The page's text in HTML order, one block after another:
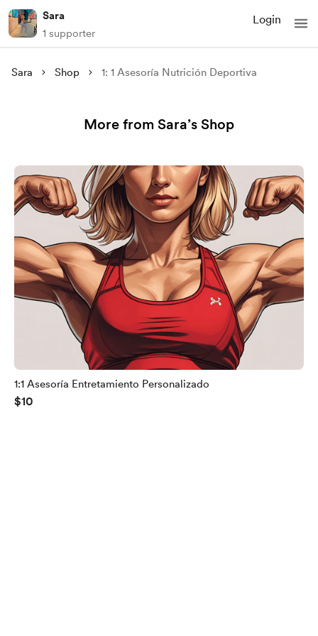
Sara
1 supporter
Login
Sara Shop 1: 1 Asesoría Nutrición Deportiva
More from Sara’s Shop
1:1 Asesoría Entretamiento Personalizado
$10